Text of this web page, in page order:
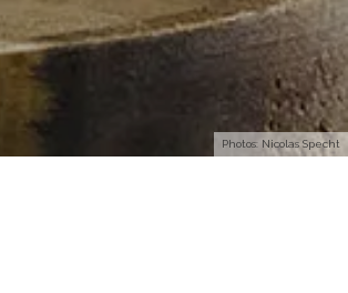
Photos: Nicolas Specht